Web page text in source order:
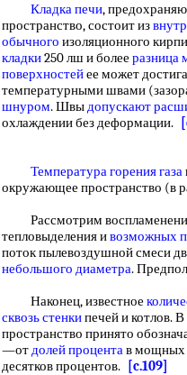
Кладка печи,
пространство, состоит из
обычного изоляционного
кладки250 лш и более разница
поверхностейее может
температурными швами
шнуром. Швыдопускают
охлаждении без деформации.
Температура горения газа
окружающее пространство (в
Рассмотрим
тепловыделения ивозможных
поток пылевоздушной смеси
небольшого диаметра.
Наконец, известное
сквозь стенкипечей и котлов. В
пространство принято
—отдолей процентав мощных
десятков процентов.
[c.109]